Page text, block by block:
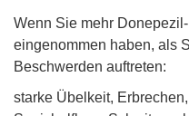
Wenn Sie mehr
eingenommen haben, als
Beschwerden auftreten:
starke Übelkeit,